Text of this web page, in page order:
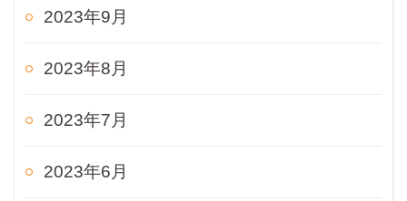
2023年9月
2023年8月
2023年7月
2023年6月